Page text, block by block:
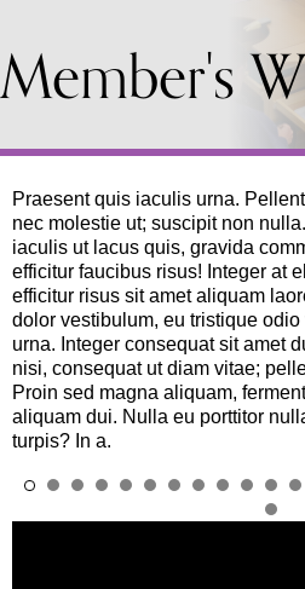
Member's
Praesent quis iaculis urna.
nec molestie ut; suscipit non
iaculis ut lacus quis, gravida
efficitur faucibus risus! Integer at
efficitur risus sit amet aliquam
dolor vestibulum, eu tristique
urna. Integer consequat sit amet
nisi, consequat ut diam vitae;
Proin sed magna aliquam,
aliquam dui. Nulla eu porttitor
turpis? In a.